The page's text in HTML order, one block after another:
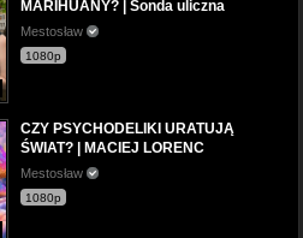
MARIHUANY? | Sonda uliczna
Mestosław
1080p
CZY PSYCHODELIKI URATUJĄ
ŚWIAT? | MACIEJ LORENC
Mestosław
1080p